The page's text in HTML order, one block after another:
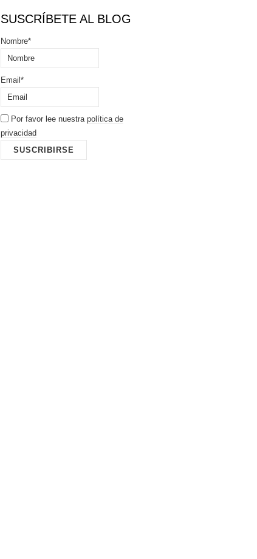
SUSCRÍBETE AL BLOG
Nombre*
Email*
Por favor lee nuestra política de
privacidad